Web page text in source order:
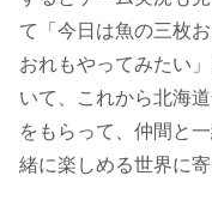
て「今日は魚の三枚
おれもやってみたい
いて、これから北海
をもらって、仲間と
緒に楽しめる世界に